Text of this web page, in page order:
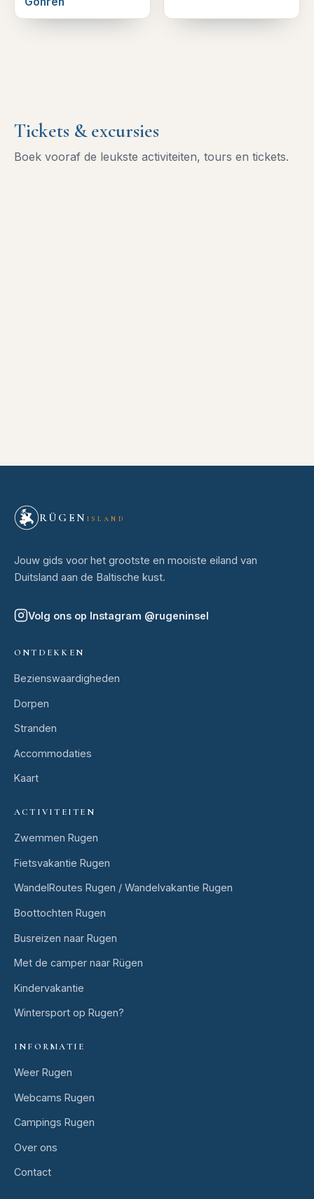
Tickets & excursies
Boek vooraf de leukste activiteiten, tours en tickets.
RÜGEN ISLAND
Jouw gids voor het grootste en mooiste eiland van
Duitsland aan de Baltische kust.
Volg ons op Instagram @rugeninsel
ONTDEKKEN
Bezienswaardigheden
Dorpen
Stranden
Accommodaties
Kaart
ACTIVITEITEN
Zwemmen Rugen
Fietsvakantie Rugen
WandelRoutes Rugen / Wandelvakantie Rugen
Boottochten Rugen
Busreizen naar Rugen
Met de camper naar Rügen
Kindervakantie
Wintersport op Rugen?
INFORMATIE
Weer Rugen
Webcams Rugen
Campings Rugen
Over ons
Contact